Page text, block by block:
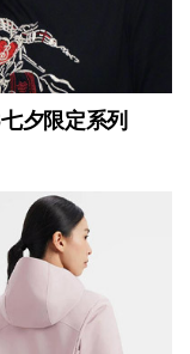
夕限定系列